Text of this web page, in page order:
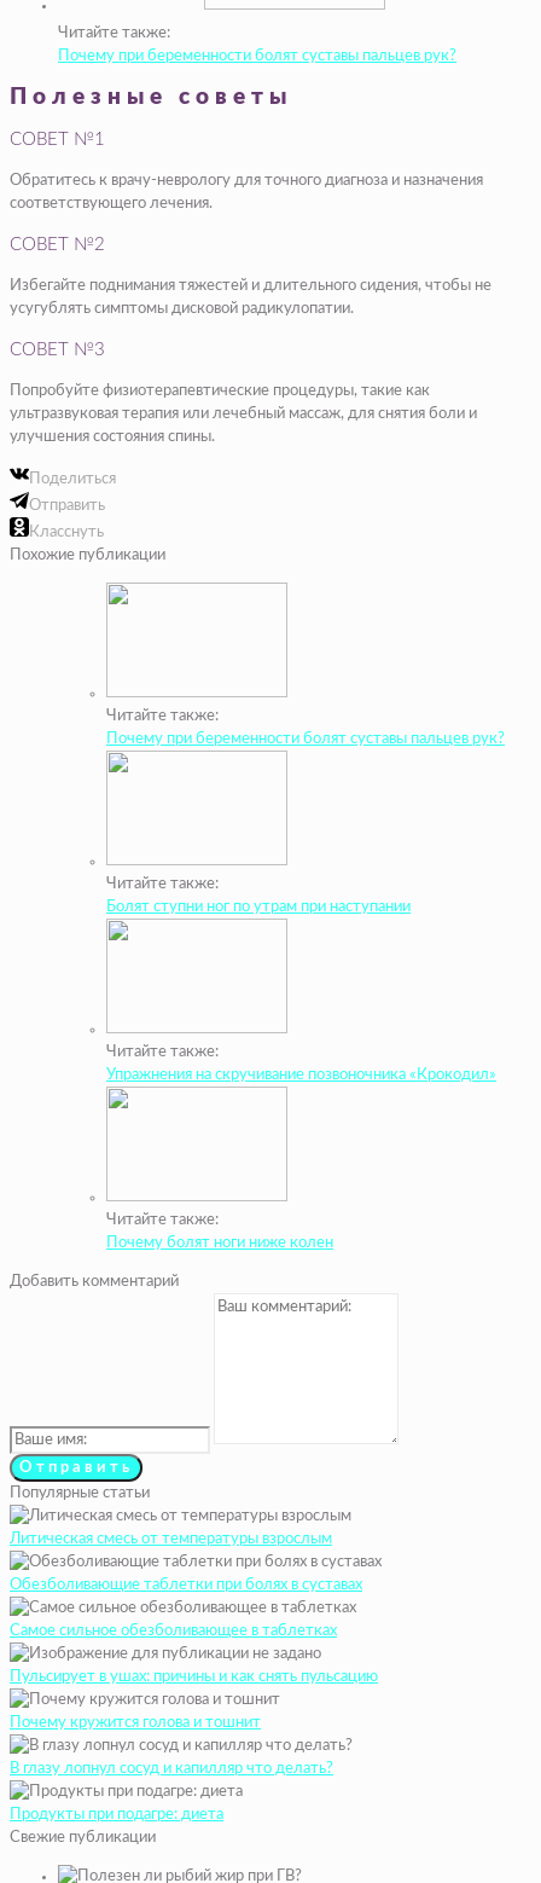
Читайте также:
Почему при беременности болят суставы пальцев рук?
Полезные советы
СОВЕТ №1
Обратитесь к врачу-неврологу для точного диагноза и назначения
соответствующего лечения.
СОВЕТ №2
Избегайте поднимания тяжестей и длительного сидения, чтобы не
усугублять симптомы дисковой радикулопатии.
СОВЕТ №3
Попробуйте физиотерапевтические процедуры, такие как
ультразвуковая терапия или лечебный массаж, для снятия боли и
улучшения состояния спины.
Поделиться
Отправить
Класснуть
Похожие публикации
Читайте также:
Почему при беременности болят суставы пальцев рук?
Читайте также:
Болят ступни ног по утрам при наступании
Читайте также:
Упражнения на скручивание позвоночника «Крокодил»
Читайте также:
Почему болят ноги ниже колен
Добавить комментарий
Популярные статьи
Литическая смесь от температуры взрослым
Обезболивающие таблетки при болях в суставах
Самое сильное обезболивающее в таблетках
Пульсирует в ушах: причины и как снять пульсацию
Почему кружится голова и тошнит
В глазу лопнул сосуд и капилляр что делать?
Продукты при подагре: диета
Свежие публикации